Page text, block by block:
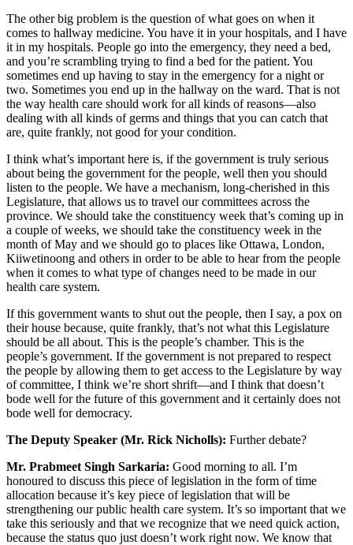
The other big problem is the question of what goes on when it
comes to hallway medicine. You have it in your hospitals, and I have
it in my hospitals. People go into the emergency, they need a bed,
and you’re scrambling trying to find a bed for the patient. You
sometimes end up having to stay in the emergency for a night or
two. Sometimes you end up in the hallway on the ward. That is not
the way health care should work for all kinds of reasons—also
dealing with all kinds of germs and things that you can catch that
are, quite frankly, not good for your condition.
I think what’s important here is, if the government is truly serious
about being the government for the people, well then you should
listen to the people. We have a mechanism, long-cherished in this
Legislature, that allows us to travel our committees across the
province. We should take the constituency week that’s coming up in
a couple of weeks, we should take the constituency week in the
month of May and we should go to places like Ottawa, London,
Kiiwetinoong and others in order to be able to hear from the people
when it comes to what type of changes need to be made in our
health care system.
If this government wants to shut out the people, then I say, a pox on
their house because, quite frankly, that’s not what this Legislature
should be all about. This is the people’s chamber. This is the
people’s government. If the government is not prepared to respect
the people by allowing them to get access to the Legislature by way
of committee, I think we’re short shrift—and I think that doesn’t
bode well for the future of this government and it certainly does not
bode well for democracy.
The Deputy Speaker (Mr. Rick Nicholls): Further debate?
Mr. Prabmeet Singh Sarkaria: Good morning to all. I’m
honoured to discuss this piece of legislation in the form of time
allocation because it’s key piece of legislation that will be
strengthening our public health care system. It’s so important that we
take this seriously and that we recognize that we need quick action,
because the status quo just doesn’t work right now. We know that